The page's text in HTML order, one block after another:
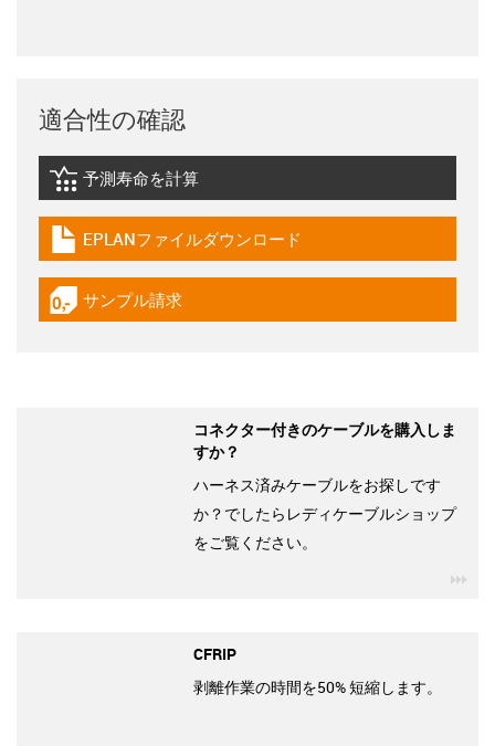
適合性の確認
igus-icon-lebensdauerrechner
予測寿命を計算
igus-icon-download-plan
EPLANファイルダウンロード
igus-icon-gratismuster
サンプル請求
コネクター付きのケーブルを購入しま
すか？
ハーネス済みケーブルをお探しです
か？でしたらレディケーブルショップ
をご覧ください。
CFRIP
剥離作業の時間を50% 短縮します。